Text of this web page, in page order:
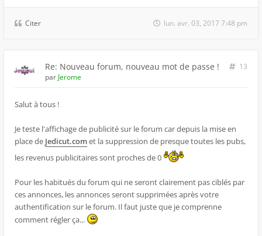
Citer lun. avr. 03, 2017 7:48 pm
Re: Nouveau forum, nouveau mot de passe !
13
par Jerome
Salut à tous !
Je teste l'affichage de publicité sur le forum car depuis la mise en
place de Jedicut.comet la suppression de presque toutes les pubs,
les revenus publicitaires sont proches de 0
Pour les habitués du forum qui ne seront clairement pas ciblés par
ces annonces, les annonces seront supprimées après votre
authentification sur le forum. Il faut juste que je comprenne
comment régler ça...